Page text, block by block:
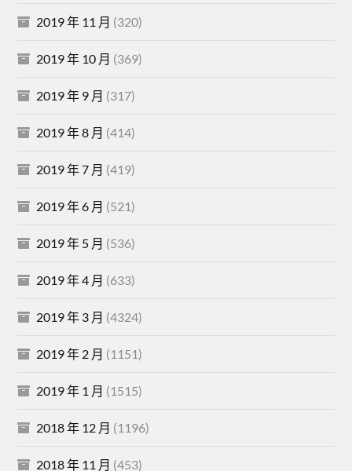
2019 年 11 月 (320)
2019 年 10 月 (369)
2019 年 9 月 (317)
2019 年 8 月 (414)
2019 年 7 月 (419)
2019 年 6 月 (521)
2019 年 5 月 (536)
2019 年 4 月 (633)
2019 年 3 月 (4324)
2019 年 2 月 (1151)
2019 年 1 月 (1515)
2018 年 12 月 (1196)
2018 年 11 月 (453)